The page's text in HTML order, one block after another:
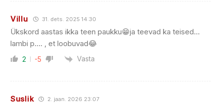
Villu 31. dets. 2025 14:30
Ükskord aastas ikka teen paukku😁ja teevad ka teised…
lambi p…. , et loobuvad😂
2 -5 Vasta
Suslik 2. jaan. 2026 23:07